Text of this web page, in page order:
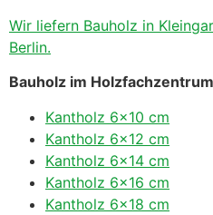
Wir liefern Bauholz in
Berlin.
Bauholz im
Kantholz 6×10 cm
Kantholz 6×12 cm
Kantholz 6×14 cm
Kantholz 6×16 cm
Kantholz 6×18 cm